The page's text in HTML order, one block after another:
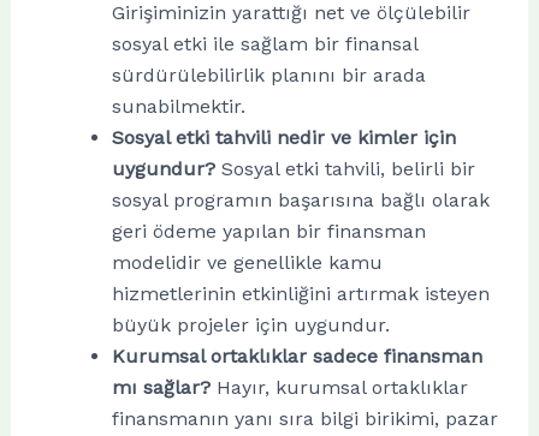
Girişiminizin yarattığı net ve ölçülebilir
sosyal etki ile sağlam bir finansal
sürdürülebilirlik planını bir arada
sunabilmektir.
Sosyal etki tahvili nedir ve kimler için
uygundur?Sosyal etki tahvili, belirli bir
sosyal programın başarısına bağlı olarak
geri ödeme yapılan bir finansman
modelidir ve genellikle kamu
hizmetlerinin etkinliğini artırmak isteyen
büyük projeler için uygundur.
Kurumsal ortaklıklar sadece finansman
mı sağlar?Hayır, kurumsal ortaklıklar
finansmanın yanı sıra bilgi birikimi, pazar